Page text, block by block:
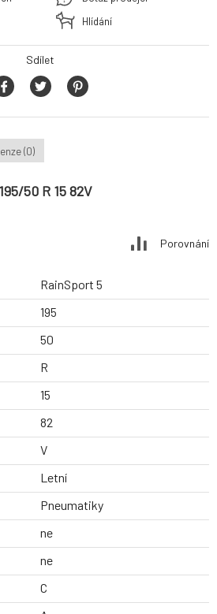
Hlídání
Sdílet
(0)
50 R 15 82V
Porovnání
RainSport 5
195
50
R
15
82
V
Letní
Pneumatiky
ne
ne
C